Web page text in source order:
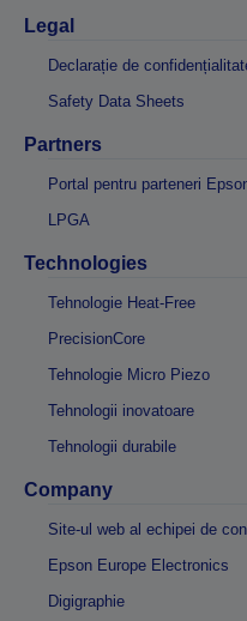
Legal
Declarație de
Safety Data Sheets
Partners
Portal pentru parteneri
LPGA
Technologies
Tehnologie Heat-Free
PrecisionCore
Tehnologie Micro Piezo
Tehnologii inovatoare
Tehnologii durabile
Company
Site-ul web al echipei de
Epson Europe Electronics
Digigraphie